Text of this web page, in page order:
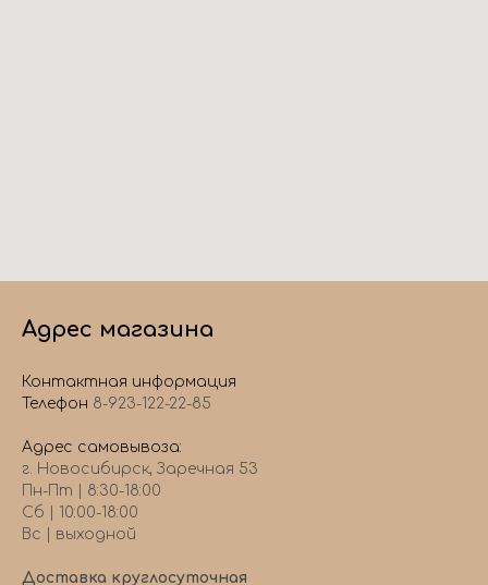
Адрес магазина
Контактная информация
Телефон 8-923-122-22-85
Адрес самовывоза:
г. Новосибирск, Заречная 53
Пн-Пт | 8:30-18:00
Сб | 10:00-18:00
Вс | выходной
Доставка круглосуточная